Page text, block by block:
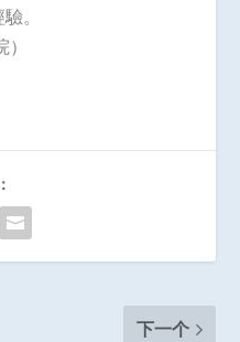
。
下一个